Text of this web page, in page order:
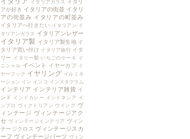
イタリアガラス
イタリ
アが好き イタリアの街並 イタリ
アの街並み イタリアの町並み
イタリアへ行きたい イタリアン イ
タリアンガラス
イタリアンレザー
イタリア製 イタリア製生地 イ
タリア買い付け イタリア旅行 イタ
リー イタリー製 いちごのケーキ イ
ニシャル イベント イヤーカフ イ
ヤーフック イヤリング イルミネ
ーション イン インコ インスタグラム
インテリア インテリア雑貨 イ
ンド インドカレー インドネシア イ
ンプロ
ヴィクトリアン ウイング ヴ
ィンテージ ヴィンテージアク
セ ヴィンテージインテリア ヴィン
テージクロス ヴィンテージスカ
ーフ ヴィンテージパーツ ヴィン